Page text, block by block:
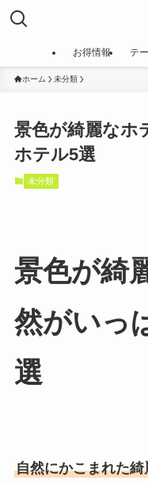
お得情報 テ
ホーム 未分類
景色が綺麗なホ
ホテル5選
未分類
景色が綺
然がいっ
選
自然にかこまれた綺